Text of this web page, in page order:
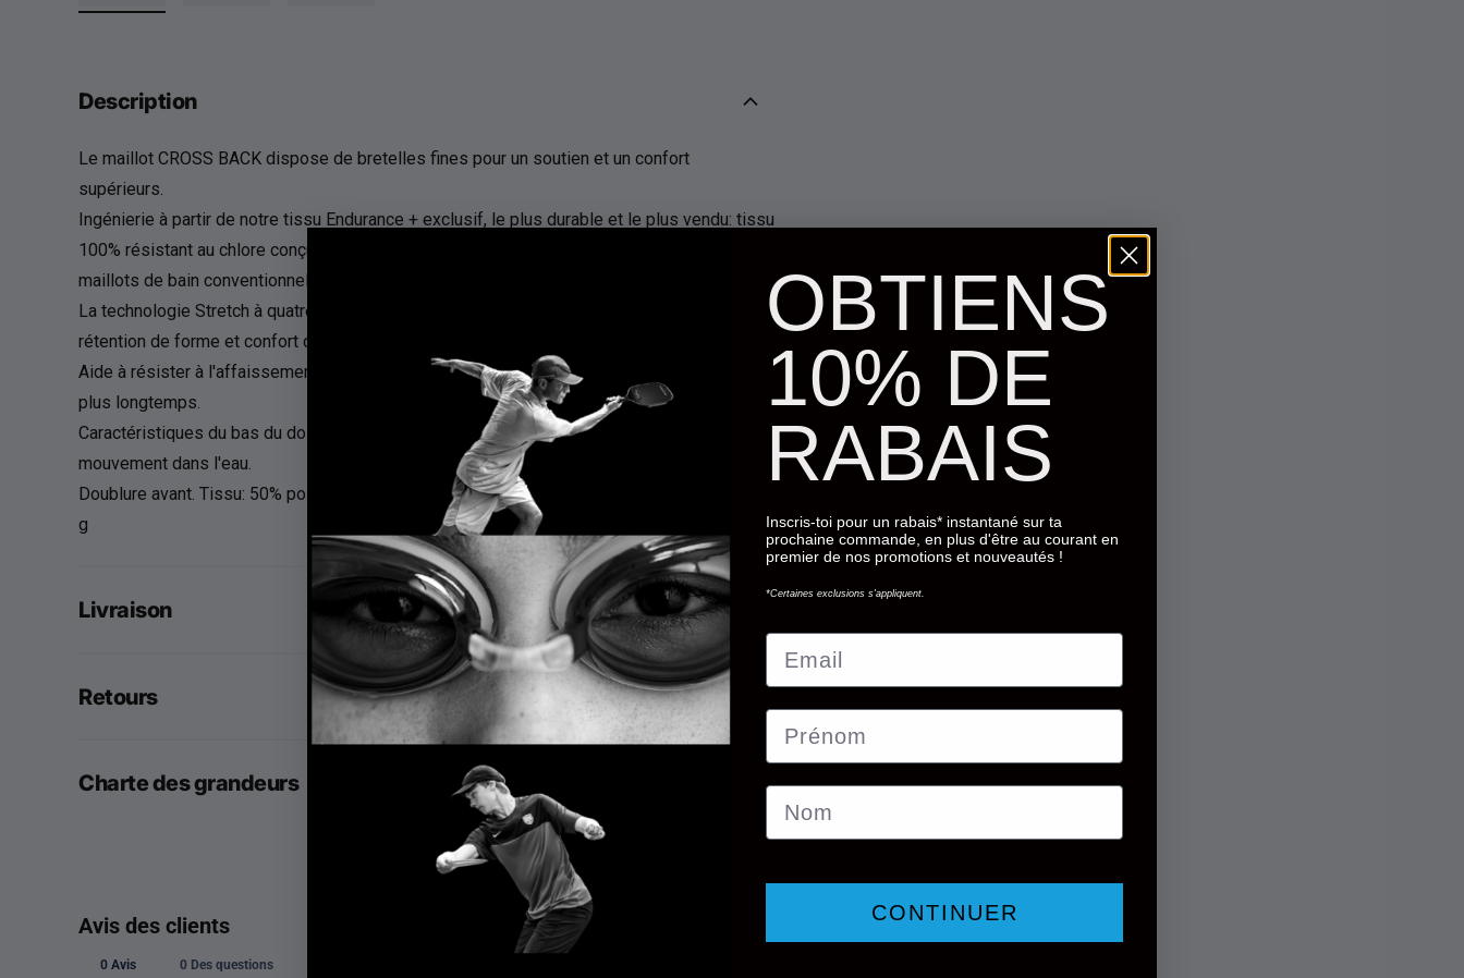
Description
Le maillot CROSS BACK dispose de bretelles fines pour un soutien et un confort
supérieurs.
Ingénierie à partir de notre tissu Endurance + exclusif, le plus durable et le plus vendu: tissu
100% résistant au chlore conçu pour durer 20 fois plus longtemps que les tissus de
maillots de bain conventionnels.
La technologie Stretch à quatre voies fournit un corps - coupe près du corps, grande
rétention de forme et confort doux.
Aide à résister à l'affaissement et à l'ensachage, gardant les maillots de bain plus récents
plus longtemps.
Caractéristiques du bas du dos et de la coupe des jambes pour une meilleure liberté de
mouvement dans l'eau.
Doublure avant. Tissu: 50% polyester / 50% PBT.
g
Livraison
Retours
Charte des grandeurs
OBTIENS
10% DE
RABAIS
Inscris-toi pour un rabais* instantané sur ta
prochaine commande, en plus d'être au courant en
premier de nos promotions et nouveautés !
*Certaines exclusions s'appliquent.
Email
Prénom
Nom
CONTINUER